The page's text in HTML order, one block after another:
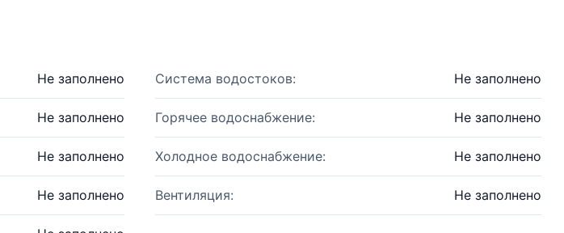
Не заполнено Система водостоков: Не заполнено
Не заполнено Горячее водоснабжение: Не заполнено
Не заполнено Холодное водоснабжение: Не заполнено
Не заполнено Вентиляция: Не заполнено